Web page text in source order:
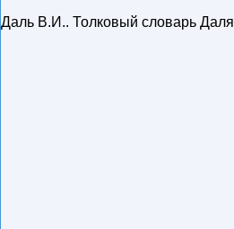
Даль В.И.. Толковый словарь Даля